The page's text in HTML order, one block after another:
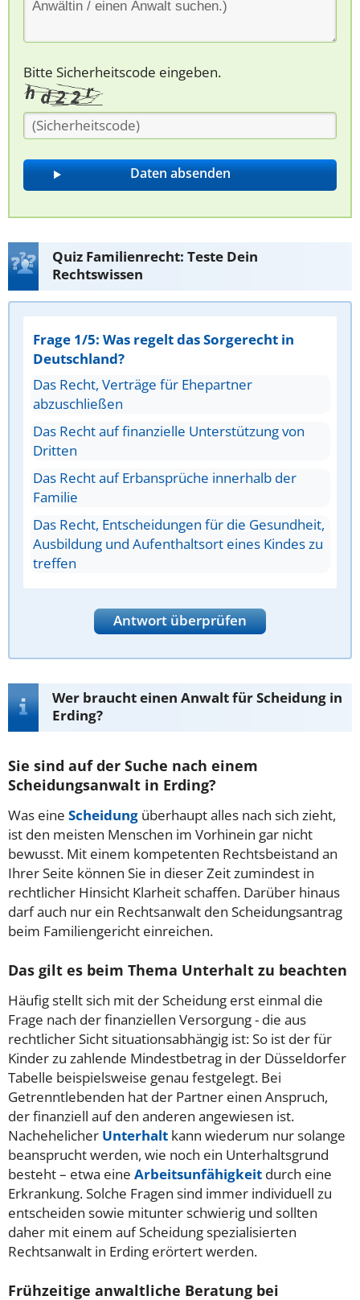
Bitte Sicherheitscode eingeben.
Quiz Familienrecht: Teste Dein
Rechtswissen
Frage 1/5: Was regelt das Sorgerecht in
Deutschland?
Das Recht, Verträge für Ehepartner
abzuschließen
Das Recht auf finanzielle Unterstützung von
Dritten
Das Recht auf Erbansprüche innerhalb der
Familie
Das Recht, Entscheidungen für die Gesundheit,
Ausbildung und Aufenthaltsort eines Kindes zu
treffen
Antwort überprüfen
Wer braucht einen Anwalt für Scheidung in
Erding?
Sie sind auf der Suche nach einem
Scheidungsanwalt in Erding?
Was eine Scheidung überhaupt alles nach sich zieht,
ist den meisten Menschen im Vorhinein gar nicht
bewusst. Mit einem kompetenten Rechtsbeistand an
Ihrer Seite können Sie in dieser Zeit zumindest in
rechtlicher Hinsicht Klarheit schaffen. Darüber hinaus
darf auch nur ein Rechtsanwalt den Scheidungsantrag
beim Familiengericht einreichen.
Das gilt es beim Thema Unterhalt zu beachten
Häufig stellt sich mit der Scheidung erst einmal die
Frage nach der finanziellen Versorgung - die aus
rechtlicher Sicht situationsabhängig ist: So ist der für
Kinder zu zahlende Mindestbetrag in der Düsseldorfer
Tabelle beispielsweise genau festgelegt. Bei
Getrenntlebenden hat der Partner einen Anspruch,
der finanziell auf den anderen angewiesen ist.
Nachehelicher Unterhalt kann wiederum nur solange
beansprucht werden, wie noch ein Unterhaltsgrund
besteht – etwa eine Arbeitsunfähigkeit durch eine
Erkrankung. Solche Fragen sind immer individuell zu
entscheiden sowie mitunter schwierig und sollten
daher mit einem auf Scheidung spezialisierten
Rechtsanwalt in Erding erörtert werden.
Frühzeitige anwaltliche Beratung bei